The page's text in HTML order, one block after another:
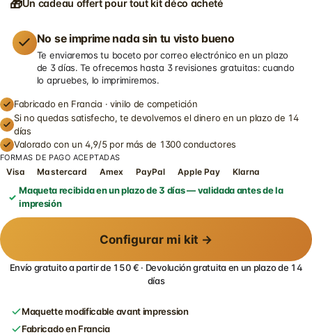
🎁Un cadeau offert pour tout kit déco acheté
No se imprime nada sin tu visto bueno
Te enviaremos tu boceto por correo electrónico en un plazo
de 3 días. Te ofrecemos hasta 3 revisiones gratuitas: cuando
lo apruebes, lo imprimiremos.
Fabricado en Francia · vinilo de competición
Si no quedas satisfecho, te devolvemos el dinero en un plazo de 14
días
Valorado con un 4,9/5 por más de 1300 conductores
FORMAS DE PAGO ACEPTADAS
Visa Mastercard Amex PayPal Apple Pay Klarna
Maqueta recibida en un plazo de 3 días — validada antes de la
impresión
Configurar mi kit →
Envío gratuito a partir de 150 € · Devolución gratuita en un plazo de 14
días
Maquette modificable avant impression
Fabricado en Francia